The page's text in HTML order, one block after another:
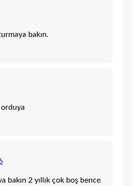
bakın.
orduya
bakın 2 yıllık çok boş bence